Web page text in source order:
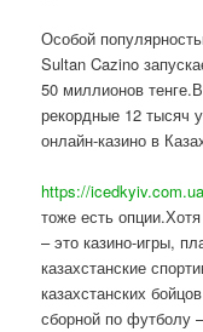
Особой
Sultan Cazino
50 миллионов
рекордные 12 тысяч
онлайн-казино в
https://icedkyiv.com.ua
тоже есть
– это казино-игры,
казахстанские
казахстанских
сборной по футболу